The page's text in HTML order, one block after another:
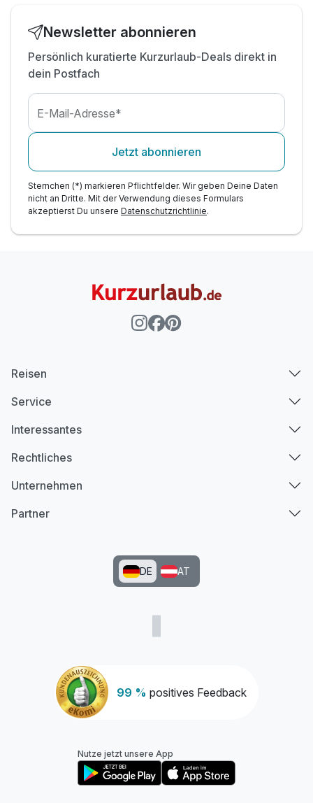
Newsletter abonnieren
Persönlich kuratierte Kurzurlaub-Deals direkt in
dein Postfach
E-Mail-Adresse*
Jetzt abonnieren
Sternchen (*) markieren Pflichtfelder. Wir geben Deine Daten
nicht an Dritte. Mit der Verwendung dieses Formulars
akzeptierst Du unsere Datenschutzrichtlinie.
99 % positives Feedback
Reisen
Service
Interessantes
Rechtliches
Unternehmen
Partner
DE AT
Nutze jetzt unsere App